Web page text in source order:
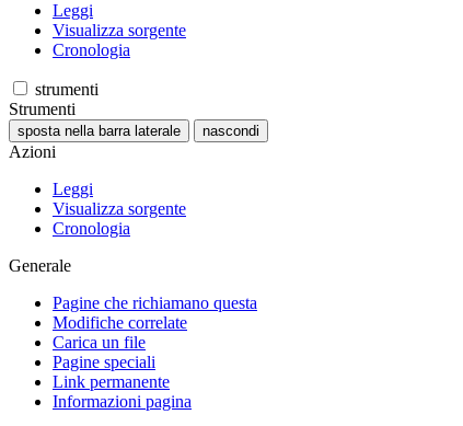
Leggi
Visualizza sorgente
Cronologia
strumenti
Strumenti
sposta nella barra laterale nascondi
Azioni
Leggi
Visualizza sorgente
Cronologia
Generale
Pagine che richiamano questa
Modifiche correlate
Carica un file
Pagine speciali
Link permanente
Informazioni pagina